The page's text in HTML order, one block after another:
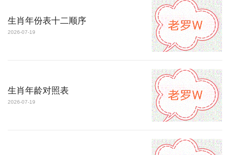
生肖年份表十二顺序
2026-07-19
生肖年龄对照表
2026-07-19